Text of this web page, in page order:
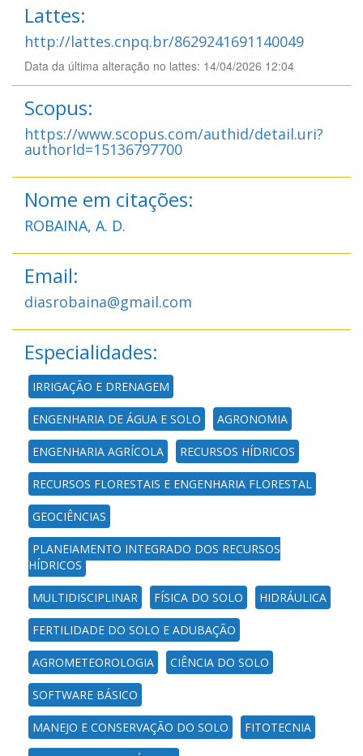
Lattes:
http://lattes.cnpq.br/8629241691140049
Data da última alteração no lattes: 14/04/2026 12:04
Scopus:
https://www.scopus.com/authid/detail.uri?
authorId=15136797700
Nome em citações:
ROBAINA, A. D.
Email:
diasrobaina@gmail.com
Especialidades:
IRRIGAÇÃO E DRENAGEM
ENGENHARIA DE ÁGUA E SOLO AGRONOMIA
ENGENHARIA AGRÍCOLA RECURSOS HÍDRICOS
RECURSOS FLORESTAIS E ENGENHARIA FLORESTAL
GEOCIÊNCIAS
PLANEJAMENTO INTEGRADO DOS RECURSOS
HÍDRICOS
MULTIDISCIPLINAR FÍSICA DO SOLO HIDRÁULICA
FERTILIDADE DO SOLO E ADUBAÇÃO
AGROMETEOROLOGIA CIÊNCIA DO SOLO
SOFTWARE BÁSICO
MANEJO E CONSERVAÇÃO DO SOLO FITOTECNIA